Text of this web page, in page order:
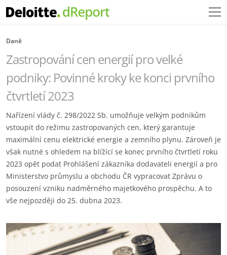
Daně
Zastropování cen energií pro velké
podniky: Povinné kroky ke konci prvního
čtvrtletí 2023
Nařízení vlády č. 298/2022 Sb. umožňuje velkým podnikům
vstoupit do režimu zastropovaných cen, který garantuje
maximální cenu elektrické energie a zemního plynu. Zároveň je
však nutné s ohledem na blížící se konec prvního čtvrtletí roku
2023 opět podat Prohlášení zákazníka dodavateli energií a pro
Ministerstvo průmyslu a obchodu ČR vypracovat Zprávu o
posouzení vzniku nadměrného majetkového prospěchu. A to
vše nejpozději do 25. dubna 2023.